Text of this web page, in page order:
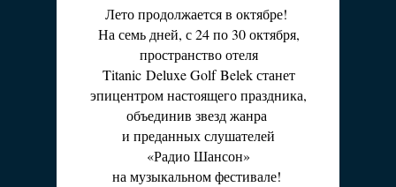
Лето продолжается в октябре!
На семь дней, с 24 по 30 октября,
пространство отеля
Titanic Deluxe Golf Belek станет
эпицентром настоящего праздника,
объединив звезд жанра
и преданных слушателей
«Радио Шансон»
на музыкальном фестивале!